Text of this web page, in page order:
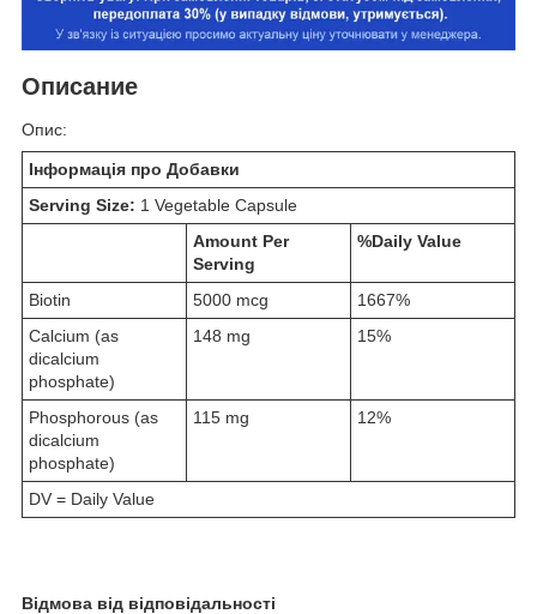
Описание
Опис:
Інформація про Добавки
Serving Size: 1 Vegetable Capsule
Amount Per
Serving
%Daily Value
Biotin 5000 mcg
1667%
Calcium (as
dicalcium
phosphate)
148 mg 15%
Phosphorous (as
dicalcium
phosphate)
115 mg 12%
DV = Daily Value
Відмова від відповідальності